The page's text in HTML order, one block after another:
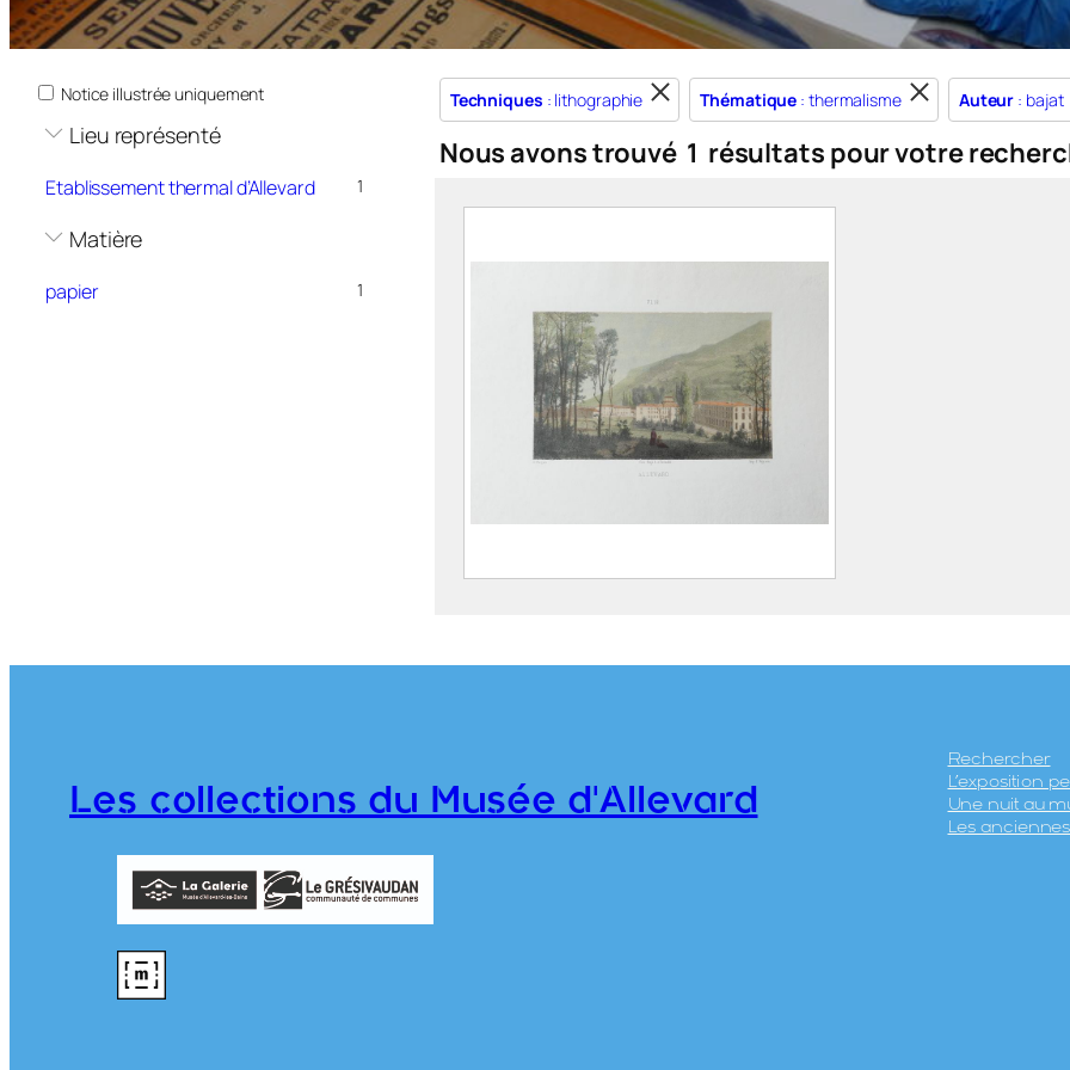
Notice illustrée uniquement
Lieu représenté
Etablissement thermal d’Allevard 1
Matière
papier 1
Techniques : lithographie Thématique : thermalisme Auteur : bajat
Nous avons trouvé 1 résultats pour votre
Allevard.
PEGERON, Claude
Les collections du Musée d'Allevard
Rechercher
L’exposition
Une nuit au
Les